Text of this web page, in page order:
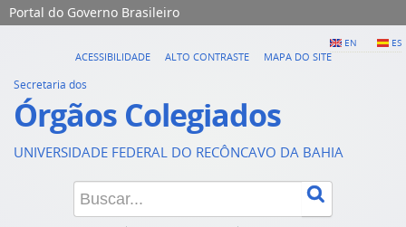
Portal do Governo Brasileiro
EN ES
ACESSIBILIDADE ALTO CONTRASTE MAPA DO SITE
Secretaria dos
Órgãos Colegiados
UNIVERSIDADE FEDERAL DO RECÔNCAVO DA BAHIA